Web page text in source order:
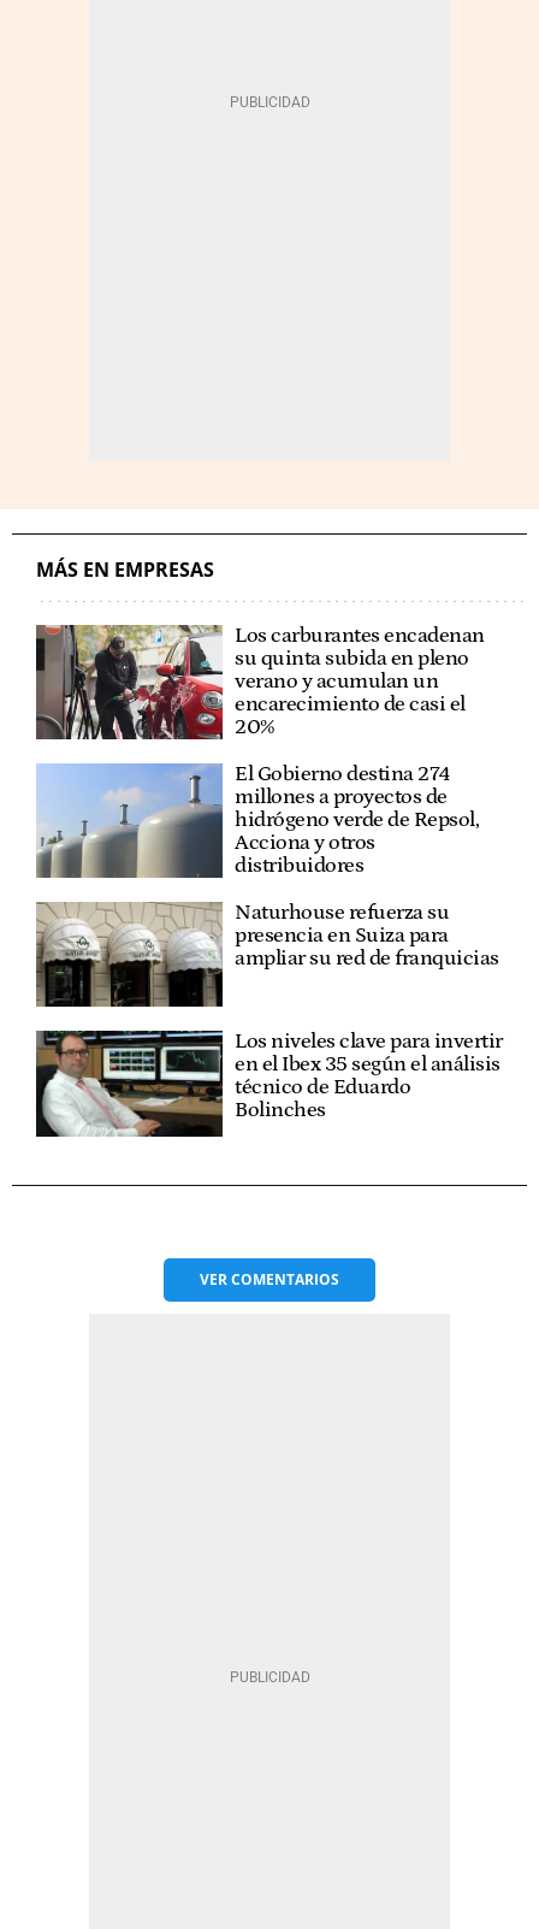
MÁS EN EMPRESAS
Los carburantes encadenan
su quinta subida en pleno
verano y acumulan un
encarecimiento de casi el
20%
El Gobierno destina 274
millones a proyectos de
hidrógeno verde de Repsol,
Acciona y otros
distribuidores
Naturhouse refuerza su
presencia en Suiza para
ampliar su red de franquicias
Los niveles clave para invertir
en el Ibex 35 según el análisis
técnico de Eduardo
Bolinches
VERCOMENTARIOS